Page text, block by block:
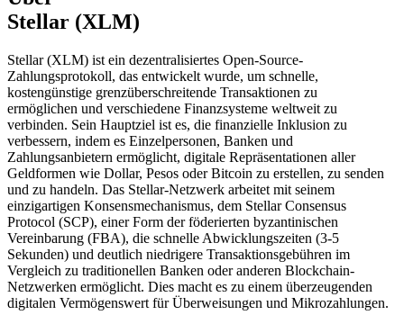
Stellar (XLM)
Stellar (XLM) ist ein dezentralisiertes Open-Source-
Zahlungsprotokoll, das entwickelt wurde, um schnelle,
kostengünstige grenzüberschreitende Transaktionen zu
ermöglichen und verschiedene Finanzsysteme weltweit zu
verbinden. Sein Hauptziel ist es, die finanzielle Inklusion zu
verbessern, indem es Einzelpersonen, Banken und
Zahlungsanbietern ermöglicht, digitale Repräsentationen aller
Geldformen wie Dollar, Pesos oder Bitcoin zu erstellen, zu senden
und zu handeln. Das Stellar-Netzwerk arbeitet mit seinem
einzigartigen Konsensmechanismus, dem Stellar Consensus
Protocol (SCP), einer Form der föderierten byzantinischen
Vereinbarung (FBA), die schnelle Abwicklungszeiten (3-5
Sekunden) und deutlich niedrigere Transaktionsgebühren im
Vergleich zu traditionellen Banken oder anderen Blockchain-
Netzwerken ermöglicht. Dies macht es zu einem überzeugenden
digitalen Vermögenswert für Überweisungen und Mikrozahlungen.